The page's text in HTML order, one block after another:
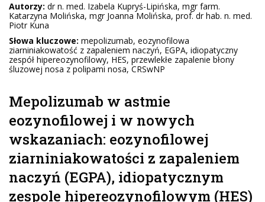
Autorzy: dr n. med. Izabela Kupryś-Lipińska, mgr farm.
Katarzyna Molińska, mgr Joanna Molińska, prof. dr hab. n. med.
Piotr Kuna
Słowa kluczowe: mepolizumab, eozynofilowa
ziarniniakowatość z zapaleniem naczyń, EGPA, idiopatyczny
zespół hipereozynofilowy, HES, przewlekłe zapalenie błony
śluzowej nosa z polipami nosa, CRSwNP
Mepolizumab w astmie
eozynofilowej i w nowych
wskazaniach: eozynofilowej
ziarniniakowatości z zapaleniem
naczyń (EGPA), idiopatycznym
zespole hipereozynofilowym (HES)